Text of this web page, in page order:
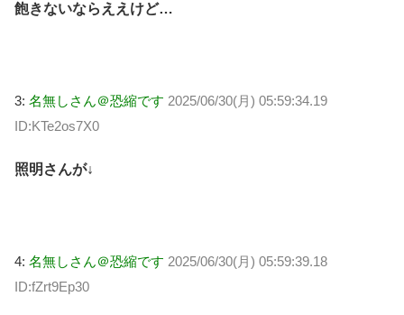
飽きないならええけど…
3: 名無しさん＠恐縮です 2025/06/30(月) 05:59:34.19
ID:KTe2os7X0
照明さんが↓
4: 名無しさん＠恐縮です 2025/06/30(月) 05:59:39.18
ID:fZrt9Ep30